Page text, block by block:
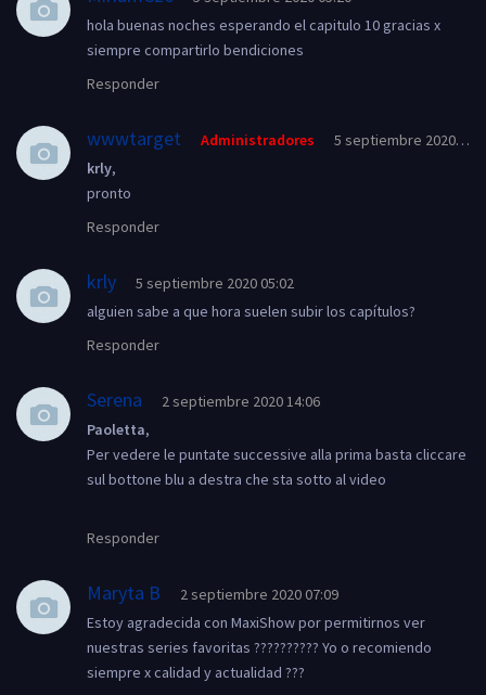
hola buenas noches esperando el capitulo 10 gracias x
siempre compartirlo bendiciones
Responder
wwwtarget Administradores
5 septiembre 2020
krly,
pronto
Responder
krly
5 septiembre 2020 05:02
alguien sabe a que hora suelen subir los capítulos?
Responder
Serena
2 septiembre 2020 14:06
Paoletta,
Per vedere le puntate successive alla prima basta cliccare
sul bottone blu a destra che sta sotto al video
Responder
Maryta B
2 septiembre 2020 07:09
Estoy agradecida con MaxiShow por permitirnos ver
nuestras series favoritas ?????????? Yo o recomiendo
siempre x calidad y actualidad ???